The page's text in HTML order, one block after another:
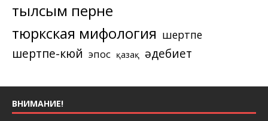
тылсым перне
тюркская мифология шертпе
шертпе-кюй эпос қазақ әдебиет
ВНИМАНИЕ!